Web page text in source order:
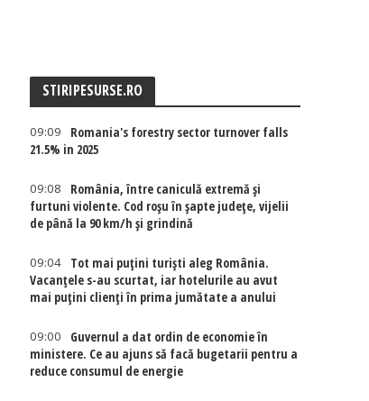
STIRIPESURSE.RO
09:09
Romania's forestry sector turnover falls
21.5% in 2025
09:08
România, între caniculă extremă și
furtuni violente. Cod roșu în șapte județe, vijelii
de până la 90 km/h și grindină
09:04
Tot mai puțini turiști aleg România.
Vacanțele s-au scurtat, iar hotelurile au avut
mai puțini clienți în prima jumătate a anului
09:00
Guvernul a dat ordin de economie în
ministere. Ce au ajuns să facă bugetarii pentru a
reduce consumul de energie